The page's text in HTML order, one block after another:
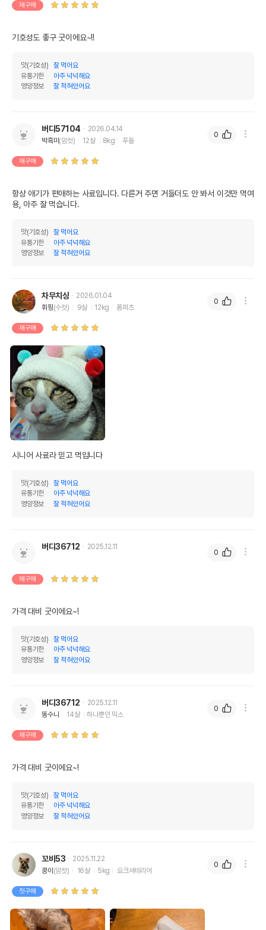
재구매
기호성도 좋구 굿이에요~!!
맛(기호성)
잘 먹어요
유통기한
아주 넉넉해요
영양정보
잘 적혀있어요
버디57104
2026.04.14
박흑미(암컷) 12살 8kg 푸들
재구매
항상 애기가 편애하는 사료입니다. 다른거 주면 거들더도 안 봐서 이것만 먹여
용, 아주 잘 먹습니다.
맛(기호성)
잘 먹어요
유통기한
아주 넉넉해요
영양정보
잘 적혀있어요
0
차무치상
2026.01.04
휘핑(수컷) 9살 12kg 폼피츠
재구매
시니어 사료라 믿고 먹입니다
맛(기호성)
잘 먹어요
유통기한
아주 넉넉해요
영양정보
잘 적혀있어요
0
버디36712 2025.12.11
재구매
가격 대비 굿이에요~!
맛(기호성)
잘 먹어요
유통기한
아주 넉넉해요
영양정보
잘 적혀있어요
0
버디36712
2025.12.11
똥수니
14살 하나뿐인 믹스
재구매
가격 대비 굿이에요~!
맛(기호성)
잘 먹어요
유통기한
아주 넉넉해요
영양정보
잘 적혀있어요
0
꼬비53
2025.11.22
콩이(암컷) 16살 5kg 요크셔테리어
첫구매
0